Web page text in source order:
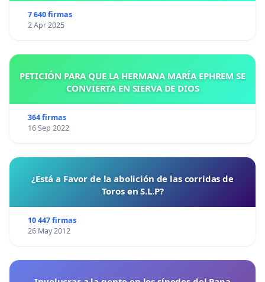
7 640 firmas
2 Apr 2025
PETICIÓN PARA QUE LA HERMANA MARÍA EPHREM SE
CONVIERTA EN SIERVA DE DIOS
364 firmas
16 Sep 2022
¿Está a Favor de la abolición de las corridas de
Toros en S.L.P?
10 447 firmas
26 May 2012